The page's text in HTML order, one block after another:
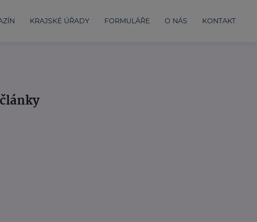
KRAJSKÉ ÚŘADY FORMULÁŘE O NÁS KONTAKT